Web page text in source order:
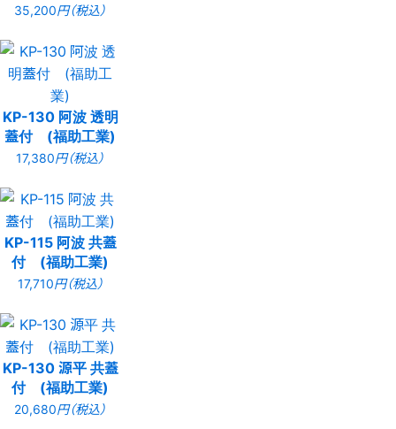
35,200円（税込）
KP-130 阿波 透明
蓋付 (福助工業)
17,380円（税込）
KP-115 阿波 共蓋
付 (福助工業)
17,710円（税込）
KP-130 源平 共蓋
付 (福助工業)
20,680円（税込）